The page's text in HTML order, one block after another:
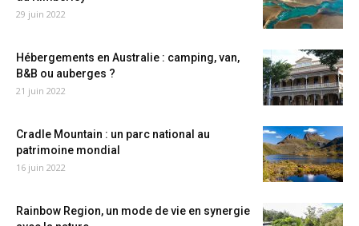
29 juin 2022
Hébergements en Australie : camping, van,
B&B ou auberges ?
21 juin 2022
Cradle Mountain : un parc national au
patrimoine mondial
16 juin 2022
Rainbow Region, un mode de vie en synergie